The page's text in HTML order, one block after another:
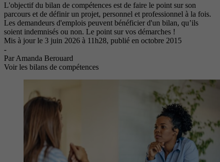
L'objectif du bilan de compétences est de faire le point sur son
parcours et de définir un projet, personnel et professionnel à la fois.
Les demandeurs d'emplois peuvent bénéficier d'un bilan, qu’ils
soient indemnisés ou non. Le point sur vos démarches !
Mis à jour le 3 juin 2026 à 11h28, publié en octobre 2015
-
Par Amanda Berouard
Voir les bilans de compétences